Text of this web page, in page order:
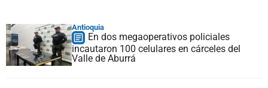
Antioquia
En dos megaoperativos policiales
incautaron 100 celulares en cárceles del
Valle de Aburrá